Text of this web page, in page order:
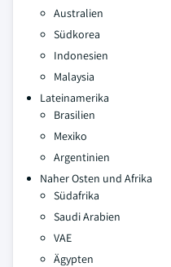
Australien
Südkorea
Indonesien
Malaysia
Lateinamerika
Brasilien
Mexiko
Argentinien
Naher Osten und Afrika
Südafrika
Saudi Arabien
VAE
Ägypten